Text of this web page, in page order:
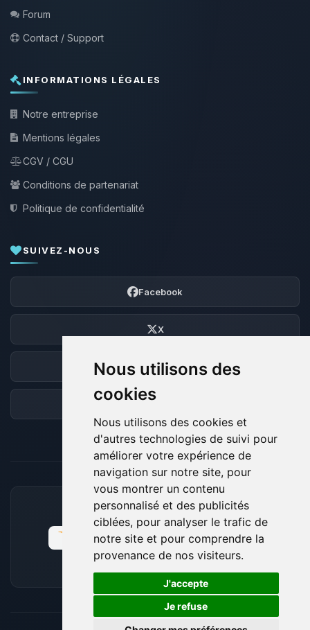
Nous utilisons des
cookies
Nous utilisons des cookies et
d'autres technologies de suivi pour
améliorer votre expérience de
navigation sur notre site, pour
vous montrer un contenu
personnalisé et des publicités
ciblées, pour analyser le trafic de
notre site et pour comprendre la
provenance de nos visiteurs.
J'accepte
Je refuse
Forum
Contact / Support
INFORMATIONS LÉGALES
Notre entreprise
Mentions légales
CGV / CGU
Conditions de partenariat
Politique de confidentialité
SUIVEZ-NOUS
Facebook
X
Discord
Forum
MOYENS DE PAIEMENT ACCEPTÉS
🍪